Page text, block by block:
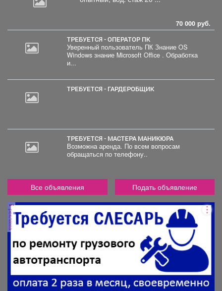
70 000 руб.
ТРЕБУЕТСЯ - ОПЕРАТОР ПК
Уверенный пользователь ПК Знание OS
Windows знание Microsoft Office . Обработка
и...
ТРЕБУЕТСЯ - ГАРДЕРОБЩИК
ТРЕБУЕТСЯ - МАСТЕРА МАНИКЮРА
Возможна аренда. По всем вопросам
обращаться по телефону..
Все объявления Подать объявление
реклама